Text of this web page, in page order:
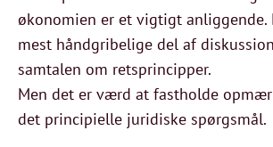
økonomien er et vigtigt anliggende.
mest håndgribelige del af
samtalen om retsprincipper.
Men det er værd at fastholde
det principielle juridiske spørgsmål.